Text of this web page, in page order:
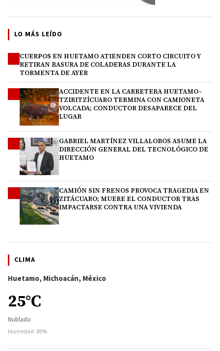
LO MÁS LEÍDO
CUERPOS EN HUETAMO ATIENDEN CORTO CIRCUITO Y
RETIRAN BASURA DE COLADERAS DURANTE LA
TORMENTA DE AYER
ACCIDENTE EN LA CARRETERA HUETAMO–
TZIRITZÍCUARO TERMINA CON CAMIONETA
VOLCADA; CONDUCTOR DESAPARECE DEL
LUGAR
GABRIEL MARTÍNEZ VILLALOBOS ASUME LA
DIRECCIÓN GENERAL DEL TECNOLÓGICO DE
HUETAMO
CAMIÓN SIN FRENOS PROVOCA TRAGEDIA EN
ZITÁCUARO; MUERE EL CONDUCTOR TRAS
IMPACTARSE CONTRA UNA VIVIENDA
CLIMA
Huetamo, Michoacán, México
25°C
Nublado
Humedad: 80%